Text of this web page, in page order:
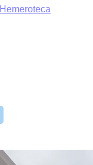
Hemeroteca